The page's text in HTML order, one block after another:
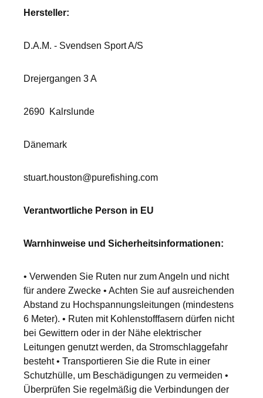
Hersteller:
D.A.M. - Svendsen Sport A/S
Drejergangen 3 A
2690 Kalrslunde
Dänemark
stuart.houston@purefishing.com
Verantwortliche Person in EU
Warnhinweise und Sicherheitsinformationen:
• Verwenden Sie Ruten nur zum Angeln und nicht
für andere Zwecke • Achten Sie auf ausreichenden
Abstand zu Hochspannungsleitungen (mindestens
6 Meter). • Ruten mit Kohlenstofffasern dürfen nicht
bei Gewittern oder in der Nähe elektrischer
Leitungen genutzt werden, da Stromschlaggefahr
besteht • Transportieren Sie die Rute in einer
Schutzhülle, um Beschädigungen zu vermeiden •
Überprüfen Sie regelmäßig die Verbindungen der